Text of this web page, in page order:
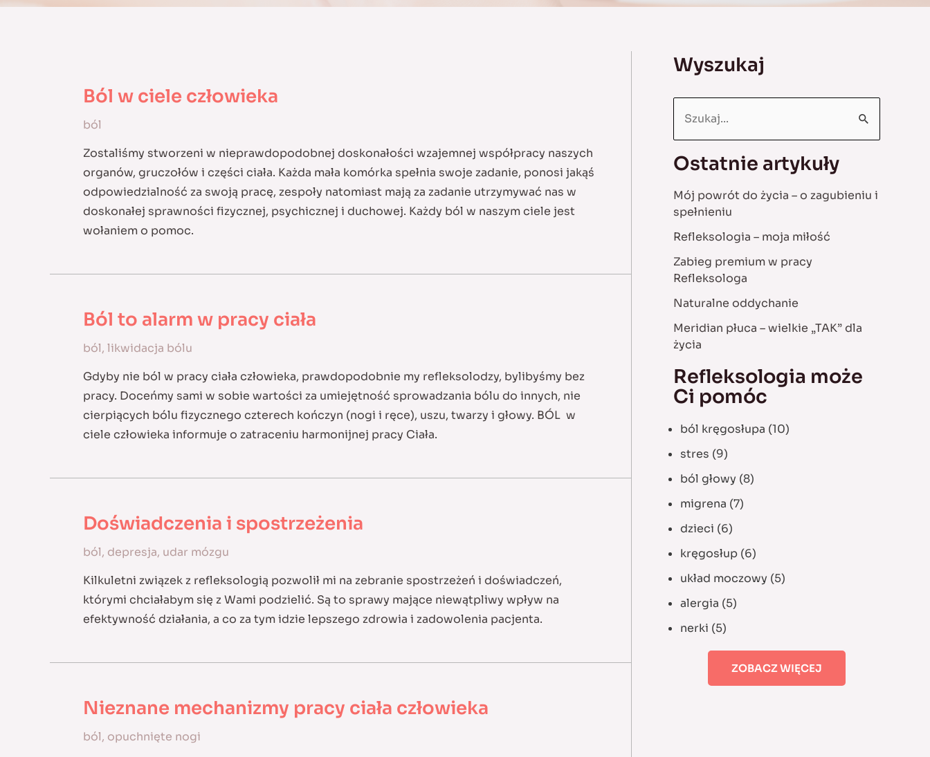
Ból w ciele człowieka
ból
Zostaliśmy stworzeni w nieprawdopodobnej doskonałości wzajemnej współpracy naszych
organów, gruczołów i części ciała. Każda mała komórka spełnia swoje zadanie, ponosi jakąś
odpowiedzialność za swoją pracę, zespoły natomiast mają za zadanie utrzymywać nas w
doskonałej sprawności fizycznej, psychicznej i duchowej. Każdy ból w naszym ciele jest
wołaniem o pomoc.
Ból to alarm w pracy ciała
ból, likwidacja bólu
Gdyby nie ból w pracy ciała człowieka, prawdopodobnie my refleksolodzy, bylibyśmy bez
pracy. Doceńmy sami w sobie wartości za umiejętność sprowadzania bólu do innych, nie
cierpiących bólu fizycznego czterech kończyn (nogi i ręce), uszu, twarzy i głowy. BÓL w
ciele człowieka informuje o zatraceniu harmonijnej pracy Ciała.
Doświadczenia i spostrzeżenia
ból, depresja, udar mózgu
Kilkuletni związek z refleksologią pozwolił mi na zebranie spostrzeżeń i doświadczeń,
którymi chciałabym się z Wami podzielić. Są to sprawy mające niewątpliwy wpływ na
efektywność działania, a co za tym idzie lepszego zdrowia i zadowolenia pacjenta.
Nieznane mechanizmy pracy ciała człowieka
ból, opuchnięte nogi
Wyszukaj
r
c
h
f
o
r
:
Ostatnie artykuły
Mój powrót do życia – o zagubieniu i
spełnieniu
Refleksologia – moja miłość
Zabieg premium w pracy
Refleksologa
Naturalne oddychanie
Meridian płuca – wielkie „TAK” dla
życia
Refleksologia może
Ci pomóc
ból kręgosłupa (10)
stres (9)
ból głowy (8)
migrena (7)
dzieci (6)
kręgosłup (6)
układ moczowy (5)
alergia (5)
nerki (5)
ZOBACZ WIĘCEJ